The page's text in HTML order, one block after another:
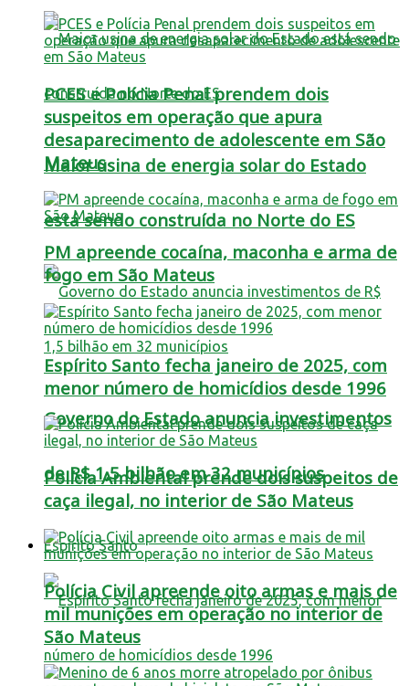
Maior usina de energia solar do Estado
está sendo construída no Norte do ES
Governo do Estado anuncia investimentos
de R$ 1,5 bilhão em 32 municípios
Espírito Santo
PCES e Polícia Penal prendem dois
suspeitos em operação que apura
desaparecimento de adolescente em São
Mateus
PM apreende cocaína, maconha e arma de
fogo em São Mateus
Espírito Santo fecha janeiro de 2025, com
menor número de homicídios desde 1996
Polícia Ambiental prende dois suspeitos de
caça ilegal, no interior de São Mateus
Polícia Civil apreende oito armas e mais de
mil munições em operação no interior de
São Mateus